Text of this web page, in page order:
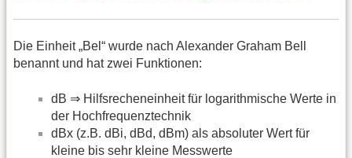
Die Einheit „Bel“ wurde nach Alexander Graham Bell
benannt und hat zwei Funktionen:
dB ⇒ Hilfsrecheneinheit für logarithmische Werte in
der Hochfrequenztechnik
dBx (z.B. dBi, dBd, dBm) als absoluter Wert für
kleine bis sehr kleine Messwerte